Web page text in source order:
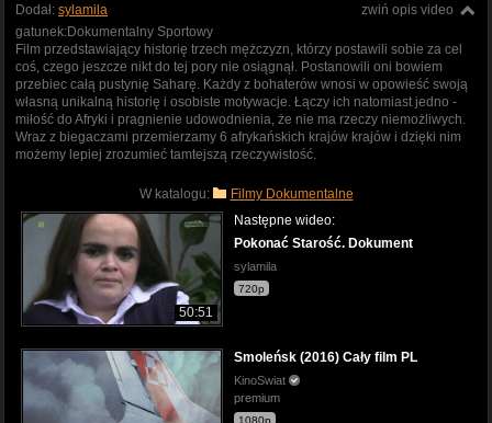
zwiń opis video
Dodał: sylamila
gatunek:Dokumentalny Sportowy
Film przedstawiający historię trzech mężczyzn, którzy postawili sobie za cel
coś, czego jeszcze nikt do tej pory nie osiągnął. Postanowili oni bowiem
przebiec całą pustynię Saharę. Każdy z bohaterów wnosi w opowieść swoją
własną unikalną historię i osobiste motywacje. Łączy ich natomiast jedno -
miłość do Afryki i pragnienie udowodnienia, że nie ma rzeczy niemożliwych.
Wraz z biegaczami przemierzamy 6 afrykańskich krajów krajów i dzięki nim
możemy lepiej zrozumieć tamtejszą rzeczywistość.
W katalogu: Filmy Dokumentalne
50:51
Następne wideo:
Pokonać Starość. Dokument
sylamila
720p
Smoleńsk (2016) Cały film PL
KinoSwiat
premium
1080p